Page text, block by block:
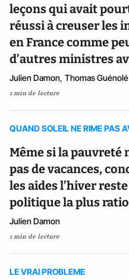
leçons qui avait
réussi à creuser les
en France comme
d’autres ministres
Julien Damon, Thomas Guénolé
1 min de lecture
QUAND SOLEIL NE RIME PAS
Même si la pauvreté
pas de vacances,
les aides l’hiver
politique la plus
Julien Damon
1 min de lecture
LE VRAI PROBLEME